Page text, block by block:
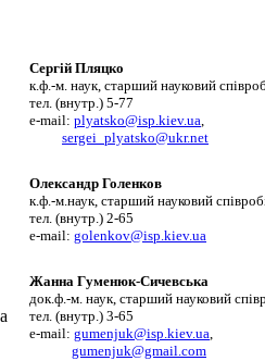
Сергій Пляцко
к.ф.-м. наук, старший науковий
тел. (внутр.) 5-77
e-mail: plyatsko@isp.kiev.ua,
sergei_plyatsko@ukr.net
Олександр Голенков
к.ф.-м.наук, старший науковий
тел. (внутр.) 2-65
e-mail: golenkov@isp.kiev.ua
Жанна Гуменюк-Сичевська
док.ф.-м. наук, старший науковий
тел. (внутр.) 3-65
e-mail: gumenjuk@isp.kiev.ua,
gumenjuk@gmail.com